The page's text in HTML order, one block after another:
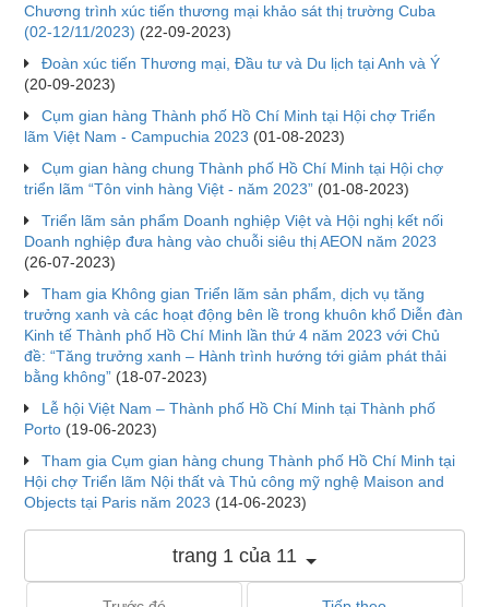
Chương trình xúc tiến thương mại khảo sát thị trường Cuba
(02-12/11/2023) (22-09-2023)
Đoàn xúc tiến Thương mại, Đầu tư và Du lịch tại Anh và Ý
(20-09-2023)
Cụm gian hàng Thành phố Hồ Chí Minh tại Hội chợ Triển
lãm Việt Nam - Campuchia 2023 (01-08-2023)
Cụm gian hàng chung Thành phố Hồ Chí Minh tại Hội chợ
triển lãm “Tôn vinh hàng Việt - năm 2023” (01-08-2023)
Triển lãm sản phẩm Doanh nghiệp Việt và Hội nghị kết nối
Doanh nghiệp đưa hàng vào chuỗi siêu thị AEON năm 2023
(26-07-2023)
Tham gia Không gian Triển lãm sản phẩm, dịch vụ tăng
trưởng xanh và các hoạt động bên lề trong khuôn khổ Diễn đàn
Kinh tế Thành phố Hồ Chí Minh lần thứ 4 năm 2023 với Chủ
đề: “Tăng trưởng xanh – Hành trình hướng tới giảm phát thải
bằng không” (18-07-2023)
Lễ hội Việt Nam – Thành phố Hồ Chí Minh tại Thành phố
Porto (19-06-2023)
Tham gia Cụm gian hàng chung Thành phố Hồ Chí Minh tại
Hội chợ Triển lãm Nội thất và Thủ công mỹ nghệ Maison and
Objects tại Paris năm 2023 (14-06-2023)
trang 1 của 11